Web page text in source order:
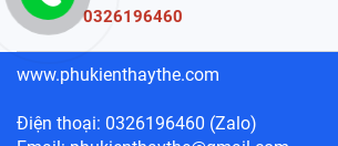
0326196460
www.phukienthaythe.com
Điện thoại: 0326196460 (Zalo)